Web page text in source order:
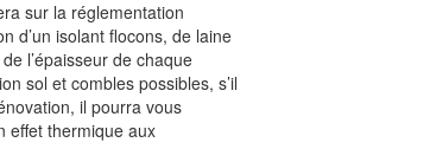
sur la réglementation
d’un isolant flocons, de laine
l’épaisseur de chaque
sol et combles possibles, s’il
il pourra vous
effet thermique aux